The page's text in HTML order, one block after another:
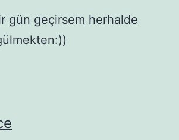
gün geçirsem herhalde